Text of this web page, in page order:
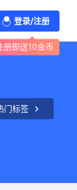
登录/注册
册即送10金币
门标签